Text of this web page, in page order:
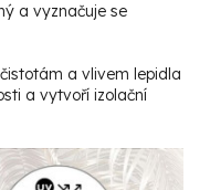
a vyznačuje se
a vlivem lepidla
a vytvoří izolační